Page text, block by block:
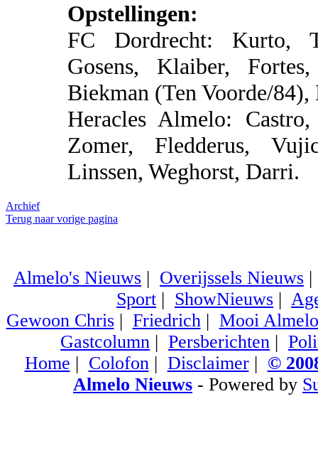
Opstellingen:
FC Dordrecht: Kurto,
Gosens, Klaiber,
Biekman (Ten Voorde/84),
Heracles Almelo:
Zomer, Fledderus,
Linssen, Weghorst, Darri.
Archief
Terug naar vorige pagina
Almelo's Nieuws | Overijssels Nieuws
Sport | ShowNieuws |
Gewoon Chris| Friedrich| Mooi Almelo
Gastcolumn | Persberichten |
Home | Colofon| Disclaimer| ©
Almelo Nieuws - Powered by